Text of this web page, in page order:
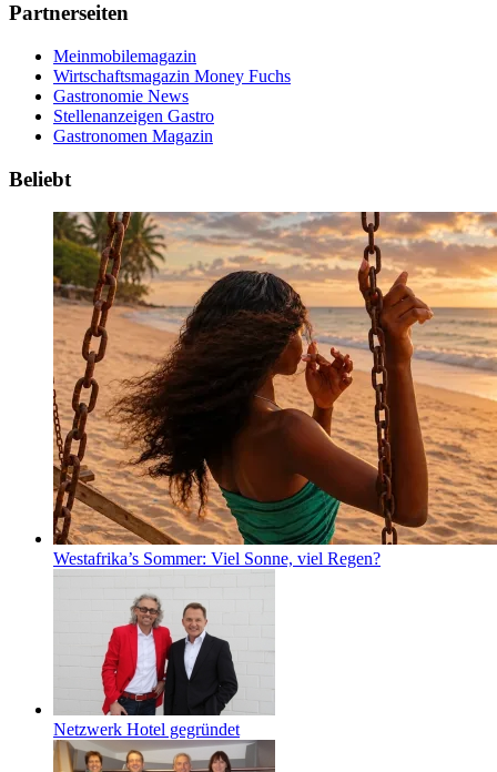
Partnerseiten
Meinmobilemagazin
Wirtschaftsmagazin Money Fuchs
Gastronomie News
Stellenanzeigen Gastro
Gastronomen Magazin
Beliebt
Westafrika’s Sommer: Viel Sonne, viel Regen?
Netzwerk Hotel gegründet